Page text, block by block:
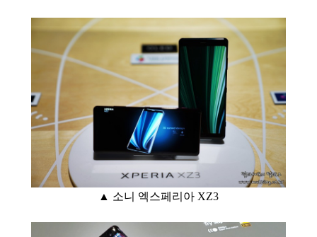
▲ 소니 엑스페리아 XZ3